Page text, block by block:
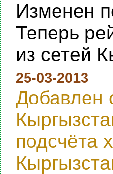
Изменен
Теперь
из сетей
25-03-2013
Добавлен
подсчёта